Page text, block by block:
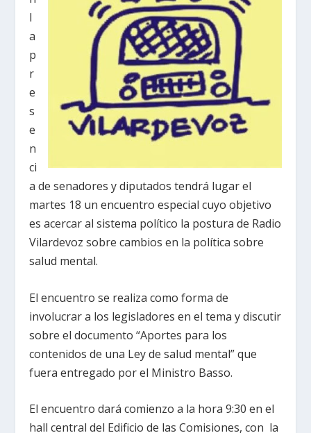
l
a
p
r
e
s
e
n
ci
a de senadores y diputados tendrá lugar el
martes 18 un encuentro especial cuyo objetivo
es acercar al sistema político la postura de Radio
Vilardevoz sobre cambios en la política sobre
salud mental.
El encuentro se realiza como forma de
involucrar a los legisladores en el tema y discutir
sobre el documento “Aportes para los
contenidos de una Ley de salud mental” que
fuera entregado por el Ministro Basso.
El encuentro dará comienzo a la hora 9:30 en el
hall central del Edificio de las Comisiones, con la